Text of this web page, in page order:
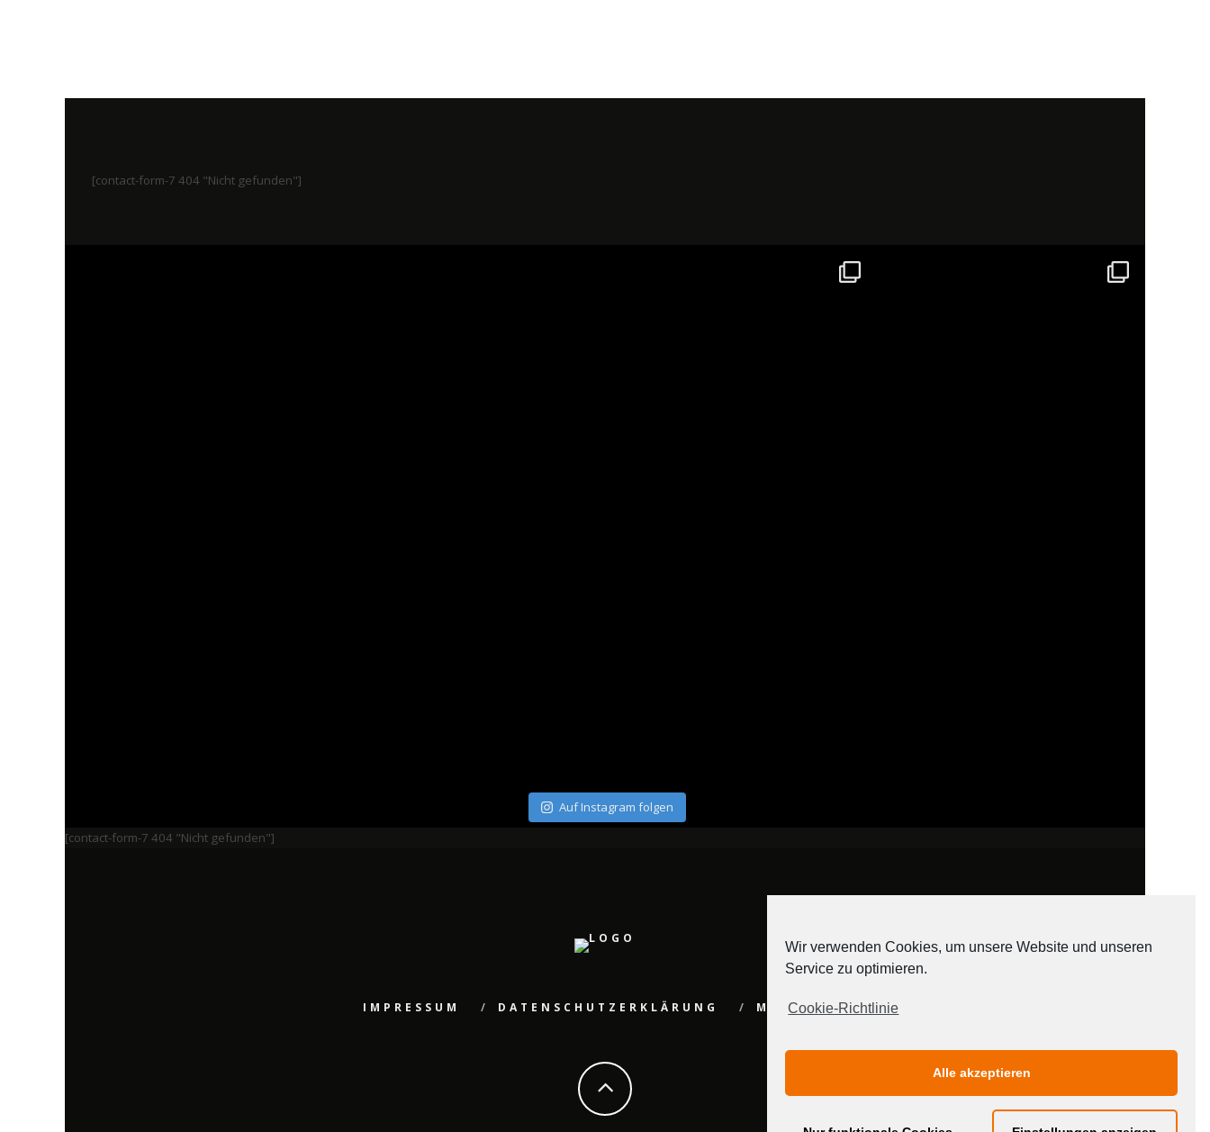
[contact-form-7 404 "Nicht gefunden"]
Auf Instagram folgen
[contact-form-7 404 "Nicht gefunden"]
IMPRESSUM DATENSCHUTZERKLÄRUNG MEDIADATEN
Wir verwenden Cookies, um unsere Website und unseren
Service zu optimieren.
Cookie-Richtlinie
Alle akzeptieren